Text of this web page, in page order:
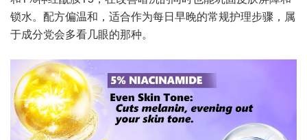
锁水。配方偏温和，适合作为每日早晚的常规护理步骤，属
于成分党会多看几眼的那种。